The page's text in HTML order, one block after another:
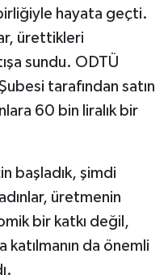
hayata geçti.
ürettikleri
sundu. ODTÜ
tarafından satın
60 bin liralık bir
başladık, şimdi
üretmenin
bir katkı değil,
katılmanın da önemli